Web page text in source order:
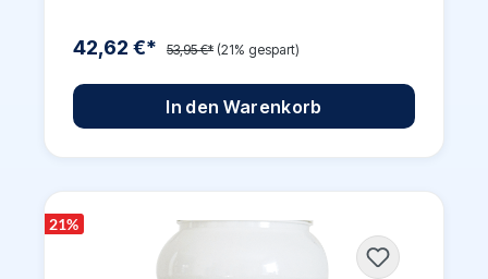
42,62 €* 53,95 €* (21% gespart)
In den Warenkorb
21%